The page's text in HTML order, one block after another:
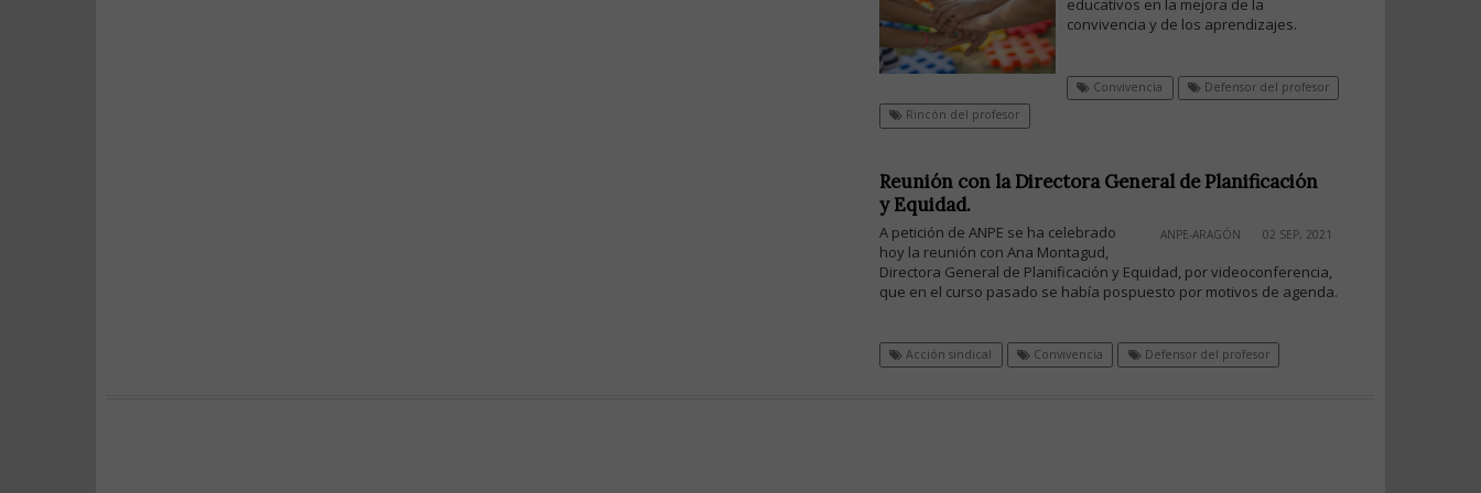
educativos en la mejora de la
convivencia y de los aprendizajes.
Convivencia
Defensor del profesor
Rincón del profesor
Reunión con la Directora General de Planificación
y Equidad.
ANPE-ARAGÓN 02 SEP, 2021
A petición de ANPE se ha celebrado
hoy la reunión con Ana Montagud,
Directora General de Planificación y Equidad, por videoconferencia,
que en el curso pasado se había pospuesto por motivos de agenda.
Acción sindical Convivencia Defensor del profesor